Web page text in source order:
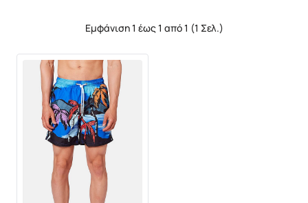
Εμφάνιση 1 έως 1 από 1 (1 Σελ.)